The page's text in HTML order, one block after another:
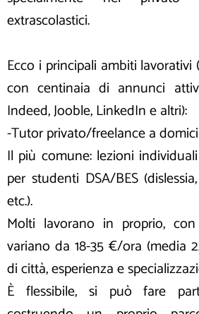
extrascolastici.
Ecco i principali ambiti
con centinaia di annunci
Indeed, Jooble, LinkedIn e altri):
-Tutor privato/freelance a
Il più comune: lezioni
per studenti DSA/BES
etc.).
Molti lavorano in proprio,
variano da 18-35 €/ora (media
di città, esperienza e
È flessibile, si può fare